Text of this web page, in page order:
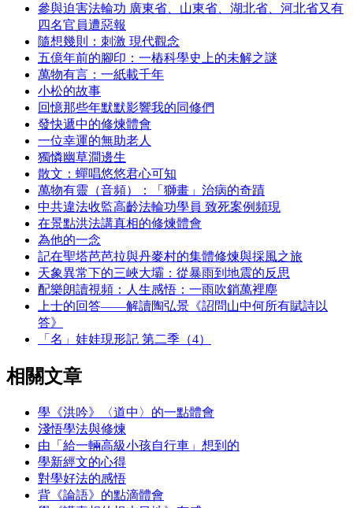
參與迫害法輪功 廣東省、山東省、湖北省、河北省又有
四名官員遭惡報
隨想幾則：刺激 現代觀念
五億年前的腳印：一樁科學史上的未解之謎
萬物有言：一紙載千年
小松的故事
回憶那些年默默影響我的同修們
發快遞中的修煉體會
一位幸運的無助老人
獨憐幽草澗邊生
散文：蟬唱悠悠君心可知
萬物有靈（音頻）：「獅畫」治病的奇蹟
中共違法收監高齡法輪功學員 致死案例頻現
在景點洪法講真相的修煉體會
為他的一念
記在聖塔芭芭拉與丹麥村的集體修煉與採風之旅
天象異常下的三峽大壩：從暴雨到地震的反思
配樂朗讀視頻：人生感悟：一雨吹銷萬裡塵
上士的回答——解讀陶弘景《詔問山中何所有賦詩以
答》
「名」娃娃現形記 第二季（4）
相關文章
學《洪吟》〈道中〉的一點體會
淺悟學法與修煉
由「給一輛高級小孩自行車」想到的
學新經文的心得
對學好法的感悟
背《論語》的點滴體會